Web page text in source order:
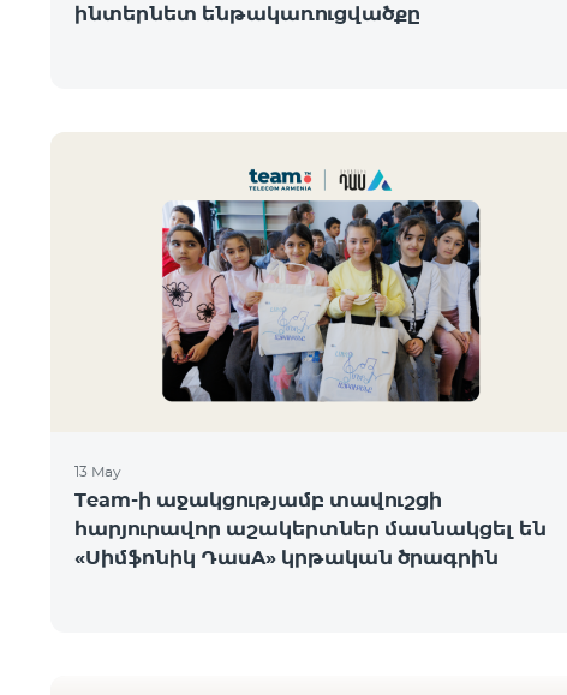
ինտերնետ ենթակառուցվածքը
13 May
Team-ի աջակցությամբ տավուշցի
հարյուրավոր աշակերտներ մասնակցել են
«Սիմֆոնիկ ԴասA» կրթական ծրագրին